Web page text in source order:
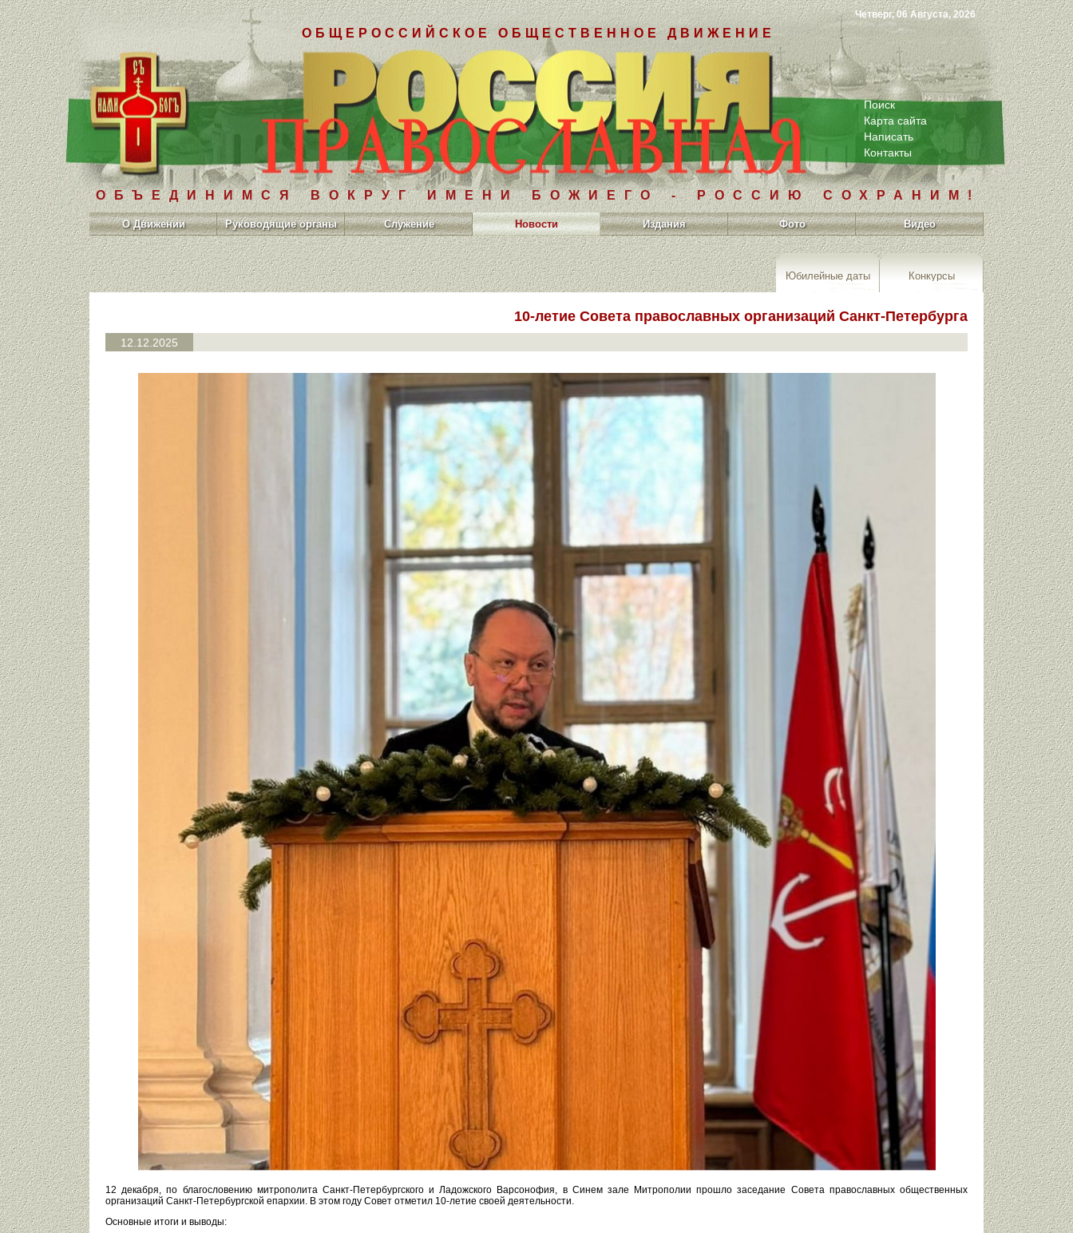
Четверг, 06 Августа, 2026
ОБЩЕРОССИЙСКОЕ ОБЩЕСТВЕННОЕ ДВИЖЕНИЕ
Поиск
Карта сайта
Написать
Контакты
ОБЪЕДИНИМСЯ ВОКРУГ ИМЕНИ БОЖИЕГО - РОССИЮ СОХРАНИМ!
О Движении Руководящие органы Служение Новости Издания Фото Видео
Юбилейные даты Конкурсы
10-летие Совета православных организаций Санкт-Петербурга
12.12.2025
12 декабря, по благословению митрополита Санкт-Петербургского и Ладожского Варсонофия, в Синем зале Митрополии прошло заседание Совета православных общественных
организаций Санкт-Петербургской епархии. В этом году Совет отметил 10-летие своей деятельности.
Основные итоги и выводы: